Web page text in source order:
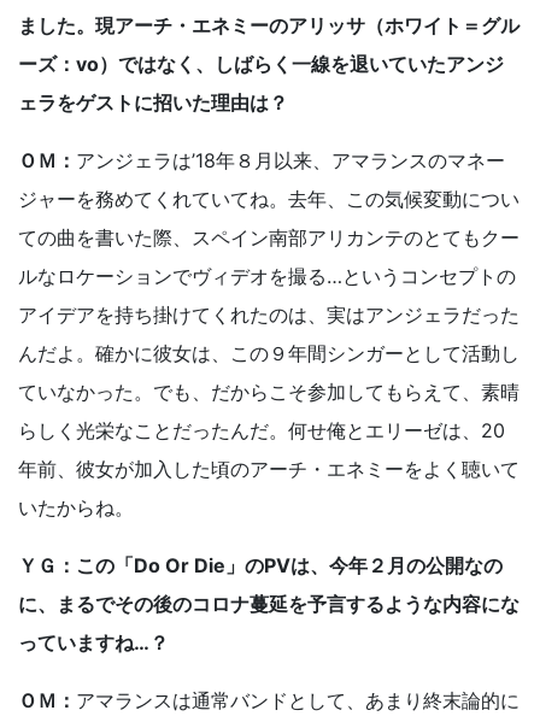
ました。現アーチ・エネミーのアリッサ（ホワイト＝グル
ーズ：vo）ではなく、しばらく一線を退いていたアンジ
ェラをゲストに招いた理由は？
ＯＭ： アンジェラは’18年８月以来、アマランスのマネー
ジャーを務めてくれていてね。去年、この気候変動につい
ての曲を書いた際、スペイン南部アリカンテのとてもクー
ルなロケーションでヴィデオを撮る…というコンセプトの
アイデアを持ち掛けてくれたのは、実はアンジェラだった
んだよ。確かに彼女は、この９年間シンガーとして活動し
ていなかった。でも、だからこそ参加してもらえて、素晴
らしく光栄なことだったんだ。何せ俺とエリーゼは、20
年前、彼女が加入した頃のアーチ・エネミーをよく聴いて
いたからね。
ＹＧ：この「Do Or Die」のPVは、今年２月の公開なの
に、まるでその後のコロナ蔓延を予言するような内容にな
っていますね…？
ＯＭ： アマランスは通常バンドとして、あまり終末論的に